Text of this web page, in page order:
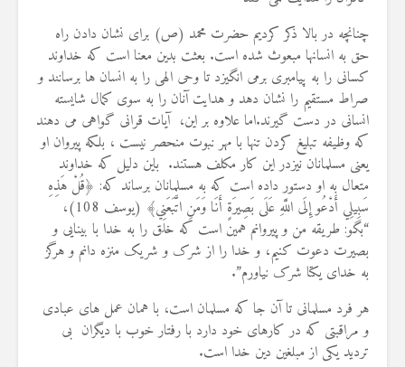
چنانچه در بالا ذکر کردیم حضرت محمد (ص) برای نشان دادن راه
حق به انسانها مبعوث شده است. بعثت بدین معنا است که خداوند
کسانی را به پیامبری برمی انگیزد تا وحی الهی را به انسان ها برسانند و
صراط مستقیم را نشان دهد و هدایت آنان را به سوی کمال شایسته
انسانی در دست گیرند.اما علاوه بر این، آیات قرانی گواهى مى دهند
كه وظیفه تبلیغ کردن تنها با مهر نبوت منحصر نیست ، بلکه پیروان او
یعنی مسلمانان نیزدر این کار مکلف هستند. باین دلیل که خداوند
متعال به او دستور داده است که به مسلمانان برساند که: ﴿قُلْ هَذِهِ
سَبِيلِي أَدْعُو إِلَى اللَّهِ عَلَى بَصِيرَةٍ أَنَا وَمَنِ اتَّبَعَنِي﴾ (يوسف 108)،
“بگو: طریقه من و پیروانم همین است که خلق را به خدا با بینایی و
بصیرت دعوت کنیم، و خدا را از شرک و شریک منزه دانم و هرگز
به خدای یکتا شرک نیاورم”.
هر فرد مسلمانی تا آن جا که مسلمان است، با همان عمل های عبادی
و مراقبتی که در کارهای خود دارد با رفتار خوب با دیگران بی
تردید یکی از مبلغین دین خدا است.
24 نمایش ها